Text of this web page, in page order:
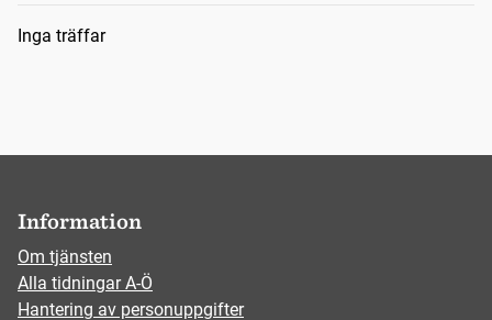
Sökresultat
Inga träffar
Information
Om tjänsten
Alla tidningar A-Ö
Hantering av personuppgifter